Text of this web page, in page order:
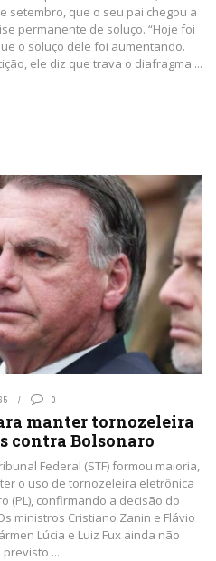
setembro, que o seu pai chegou a
permanente de soluço. “Hoje foi
o soluço dele foi aumentando.
ele diz que trava o diafragma ...
0
manter tornozeleira
contra Bolsonaro
Federal (STF) formou maioria,
o uso de tornozeleira eletrônica
(PL), confirmando a decisão do
ministros Cristiano Zanin e Flávio
Lúcia e Luiz Fux ainda não
...